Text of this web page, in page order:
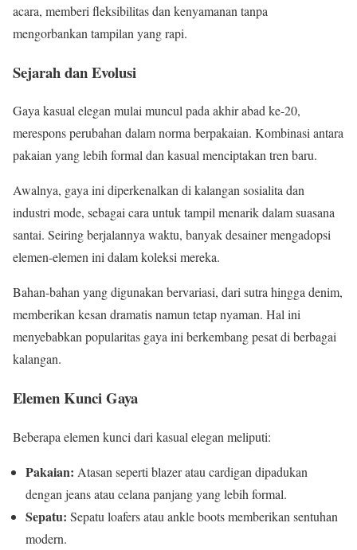
acara, memberi fleksibilitas dan kenyamanan tanpa
mengorbankan tampilan yang rapi.
Sejarah dan Evolusi
Gaya kasual elegan mulai muncul pada akhir abad ke-20,
merespons perubahan dalam norma berpakaian. Kombinasi antara
pakaian yang lebih formal dan kasual menciptakan tren baru.
Awalnya, gaya ini diperkenalkan di kalangan sosialita dan
industri mode, sebagai cara untuk tampil menarik dalam suasana
santai. Seiring berjalannya waktu, banyak desainer mengadopsi
elemen-elemen ini dalam koleksi mereka.
Bahan-bahan yang digunakan bervariasi, dari sutra hingga denim,
memberikan kesan dramatis namun tetap nyaman. Hal ini
menyebabkan popularitas gaya ini berkembang pesat di berbagai
kalangan.
Elemen Kunci Gaya
Beberapa elemen kunci dari kasual elegan meliputi:
Pakaian: Atasan seperti blazer atau cardigan dipadukan
dengan jeans atau celana panjang yang lebih formal.
Sepatu: Sepatu loafers atau ankle boots memberikan sentuhan
modern.